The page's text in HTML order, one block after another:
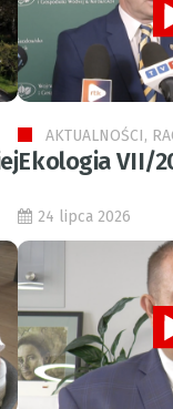
AKTUALNOŚCI,
Ekologia VII/
24 lipca 2026